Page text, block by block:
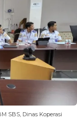
SBS, Dinas Koperasi